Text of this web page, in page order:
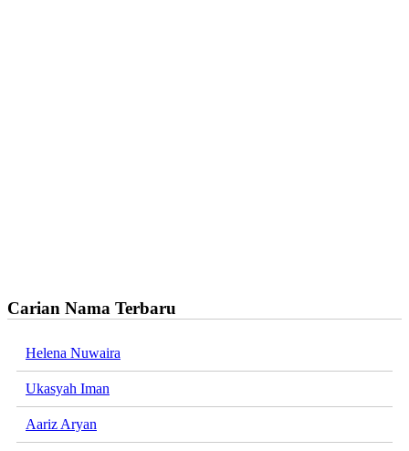
Carian Nama Terbaru
Helena Nuwaira
Ukasyah Iman
Aariz Aryan